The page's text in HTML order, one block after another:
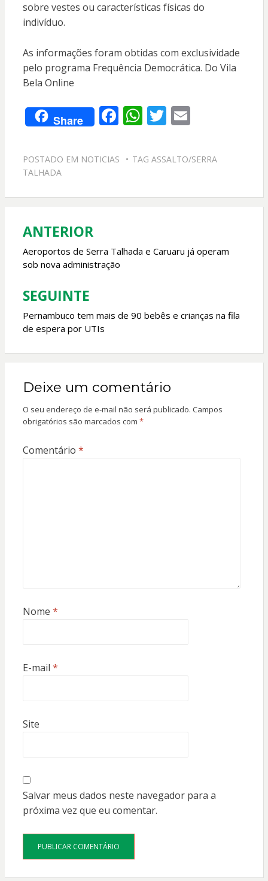
sobre vestes ou características físicas do
indivíduo.
As informações foram obtidas com exclusividade
pelo programa Frequência Democrática. Do Vila
Bela Online
Share F
e
o
W
at
A
T
itt
E
ai
POSTADO EM NOTICIAS TAG ASSALTO/SERRA
TALHADA
Navegação
de
Post
ANTERIOR
Aeroportos de Serra Talhada e Caruaru já operam
sob nova administração
SEGUINTE
Pernambuco tem mais de 90 bebês e crianças na fila
de espera por UTIs
Deixe um comentário
O seu endereço de e-mail não será publicado. Campos
obrigatórios são marcados com *
Comentário *
Nome *
E-mail *
Site
Salvar meus dados neste navegador para a
próxima vez que eu comentar.